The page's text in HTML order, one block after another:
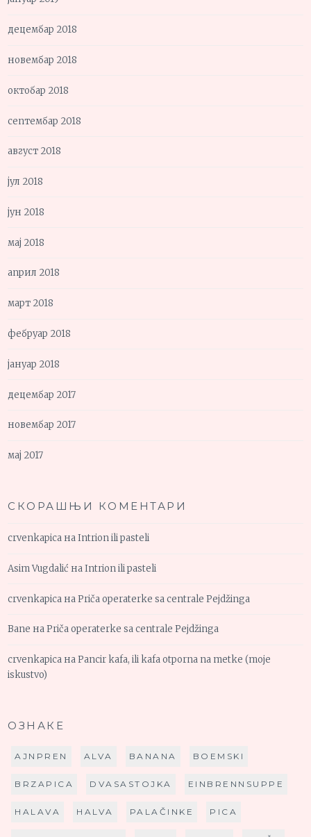
децембар 2018
новембар 2018
октобар 2018
септембар 2018
август 2018
јул 2018
јун 2018
мај 2018
април 2018
март 2018
фебруар 2018
јануар 2018
децембар 2017
новембар 2017
мај 2017
СКОРАШЊИ КОМЕНТАРИ
crvenkapica наIntrion ili pasteli
Asim Vugdalić наIntrion ili pasteli
crvenkapica наPriča operaterke sa centrale Pejdžinga
Bane наPriča operaterke sa centrale Pejdžinga
crvenkapica наPancir kafa, ili kafa otporna na metke (moje
iskustvo)
ОЗНАКЕ
AJNPREN ALVA BANANA BOEMSKI
BRZAPICA DVASASTOJKA EINBRENNSUPPE
HALAVA HALVA PALAČINKE PICA